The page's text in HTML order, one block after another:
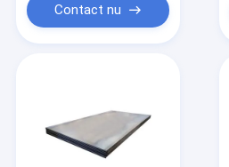
Contact nu